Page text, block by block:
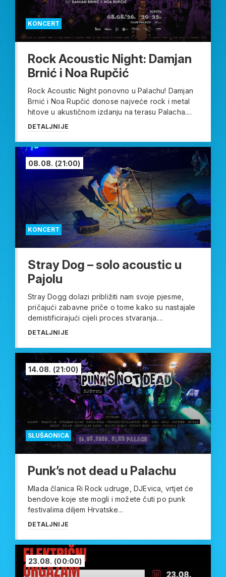
KONCERT
Rock Acoustic Night: Damjan
Brnić i Noa Rupčić
Rock Acoustic Night ponovno u Palachu! Damjan
Brnić i Noa Rupčić donose najveće rock i metal
hitove u akustičnom izdanju na terasu Palacha....
DETALJNIJE
KONCERT
08.08. (21:00)
Stray Dog – solo acoustic u
Pajolu
Stray Dogg dolazi približiti nam svoje pjesme,
pričajući zabavne priče o tome kako su nastajale
demistificirajući cijeli proces stvaranja....
DETALJNIJE
SLUŠAONICA
14.08. (21:00)
Punk’s not dead u Palachu
Mlada članica Ri Rock udruge, DJEvica, vrtjet će
bendove koje ste mogli i možete čuti po punk
festivalima diljem Hrvatske...
DETALJNIJE
23.08. (00:00)